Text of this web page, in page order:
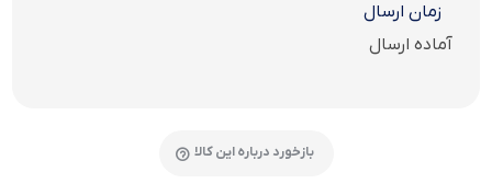
زمان ارسال
آماده ارسال
بازخورد درباره این کالا